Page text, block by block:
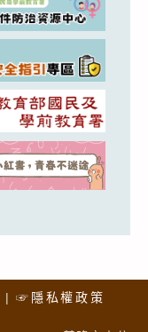
☞隱私權政策